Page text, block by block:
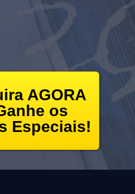
AGORA
os
Especiais!